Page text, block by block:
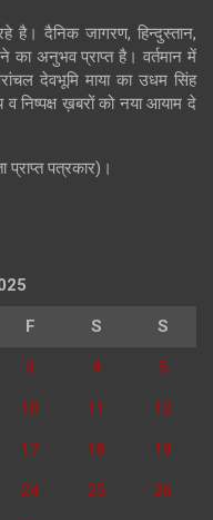
है। दैनिक जागरण, हिन्दुस्तान,
अनुभव प्राप्त है। वर्तमान में
देवभूमि माया का उधम सिंह
व निष्पक्ष ख़बरों को नया आयाम दे
पत्रकार)।
F S S
3 4 5
10 11 12
17 18 19
24 25 26